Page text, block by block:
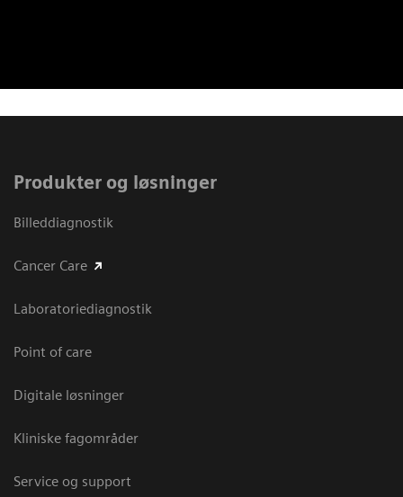
Produkter og løsninger
Billeddiagnostik
Cancer Care
Laboratoriediagnostik
Point of care
Digitale løsninger
Kliniske fagområder
Service og support